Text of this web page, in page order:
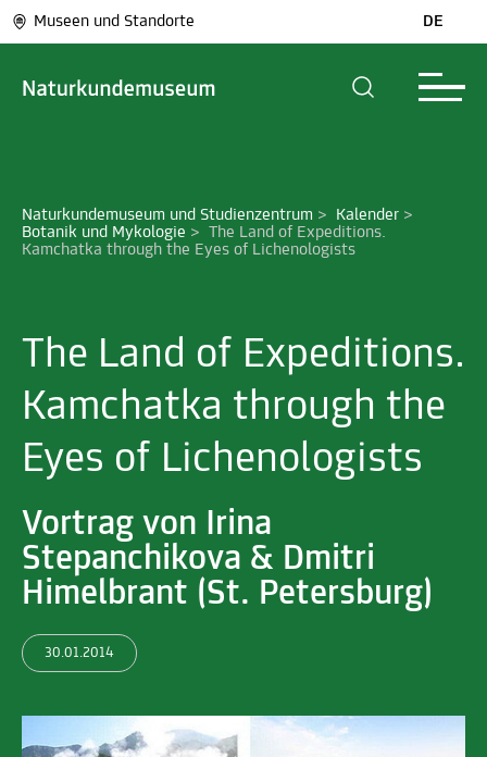
Museen und Standorte DE
Naturkundemuseum und Studienzentrum > Kalender >
Botanik und Mykologie > The Land of Expeditions.
Kamchatka through the Eyes of Lichenologists
The Land of Expeditions.
Kamchatka through the
Eyes of Lichenologists
Vortrag von Irina
Stepanchikova & Dmitri
Himelbrant (St. Petersburg)
30.01.2014